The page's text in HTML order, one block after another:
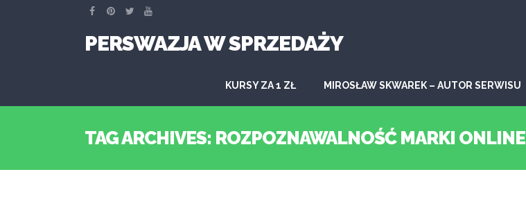
PERSWAZJA W SPRZEDAŻY
KURSY ZA 1 ZŁ MIROSŁAW SKWAREK – AUTOR SERWISU
TAG ARCHIVES: ROZPOZNAWALNOŚĆ MARKI ONLINE